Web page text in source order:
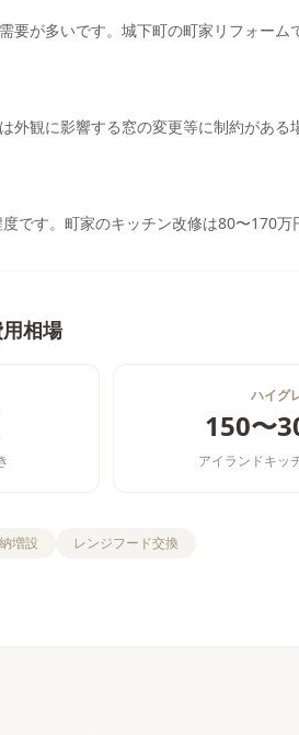
要が多いです。城下町の町家リフォーム
外観に影響する窓の変更等に制約がある
です。町家のキッチン改修は80〜170万
相場
ハイグ
150〜
アイランドキッ
増設 レンジフード交換